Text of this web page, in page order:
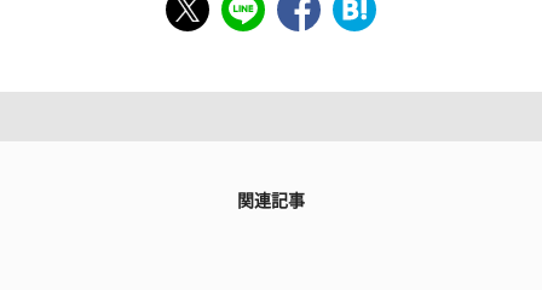
関連記事